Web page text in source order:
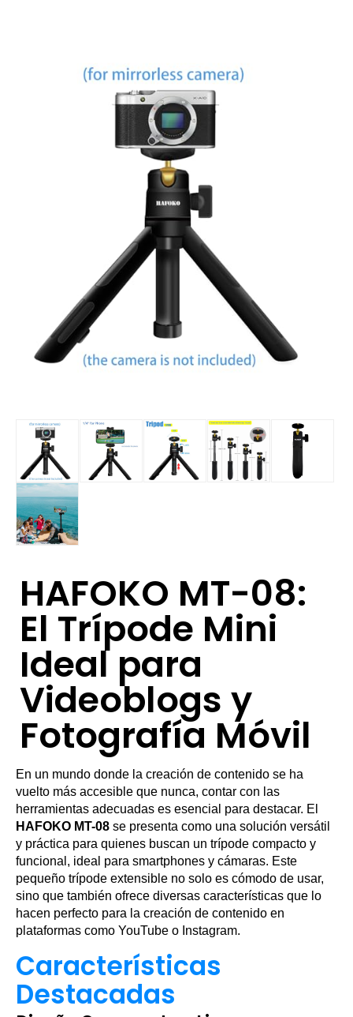
HAFOKO MT-08:
El Trípode Mini
Ideal para
Videoblogs y
Fotografía Móvil
En un mundo donde la creación de contenido se ha
vuelto más accesible que nunca, contar con las
herramientas adecuadas es esencial para destacar. El
HAFOKO MT-08 se presenta como una solución versátil
y práctica para quienes buscan un trípode compacto y
funcional, ideal para smartphones y cámaras. Este
pequeño trípode extensible no solo es cómodo de usar,
sino que también ofrece diversas características que lo
hacen perfecto para la creación de contenido en
plataformas como YouTube o Instagram.
Características
Destacadas